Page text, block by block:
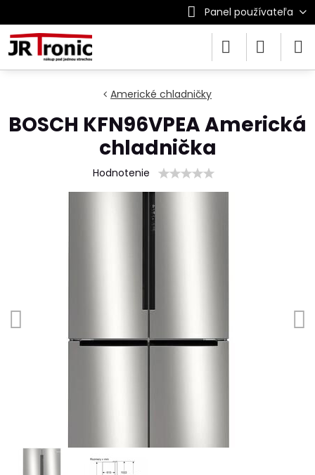
Panel používateľa
Americké chladničky
BOSCH KFN96VPEA Americká
chladnička
Hodnotenie